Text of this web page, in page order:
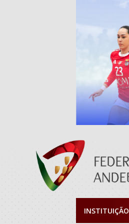
INSTITUIÇÃO